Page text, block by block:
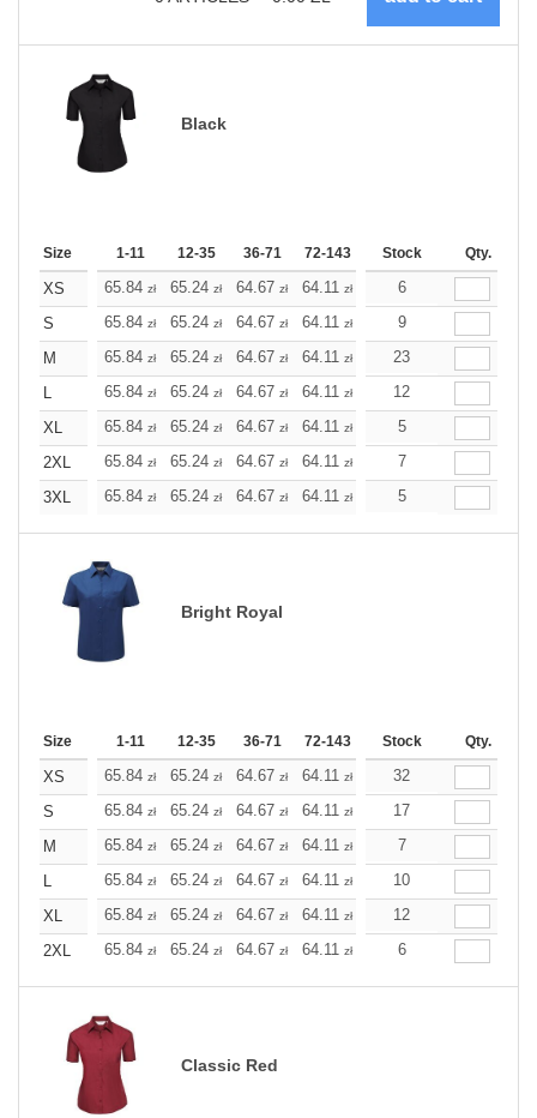
Black
Size 1-11 12-35 36-71 72-143 144-287 288 +
Stock Qty.
XS 65.84 zł 65.24 zł 64.67 zł 64.11 zł 63.54
6
S
65.84 zł 65.24 zł 64.67 zł 64.11 zł 63.54
9
M
65.84 zł 65.24 zł 64.67 zł 64.11 zł 63.54
23
L
65.84 zł 65.24 zł 64.67 zł 64.11 zł 63.54
12
XL
65.84 zł 65.24 zł 64.67 zł 64.11 zł 63.54
5
2XL
65.84 zł 65.24 zł 64.67 zł 64.11 zł 63.54
7
3XL
65.84 zł 65.24 zł 64.67 zł 64.11 zł 63.54
5
Bright Royal
Size 1-11 12-35 36-71 72-143 144-287 288 +
Stock Qty.
XS 65.84 zł 65.24 zł 64.67 zł 64.11 zł 63.54
32
S
65.84 zł 65.24 zł 64.67 zł 64.11 zł 63.54
17
M
65.84 zł 65.24 zł 64.67 zł 64.11 zł 63.54
7
L
65.84 zł 65.24 zł 64.67 zł 64.11 zł 63.54
10
XL
65.84 zł 65.24 zł 64.67 zł 64.11 zł 63.54
12
2XL
65.84 zł 65.24 zł 64.67 zł 64.11 zł 63.54
6
Classic Red